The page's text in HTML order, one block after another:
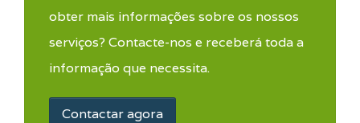
obter mais informações sobre os nossos
serviços? Contacte-nos e receberá toda a
informação que necessita.
Contactar agora